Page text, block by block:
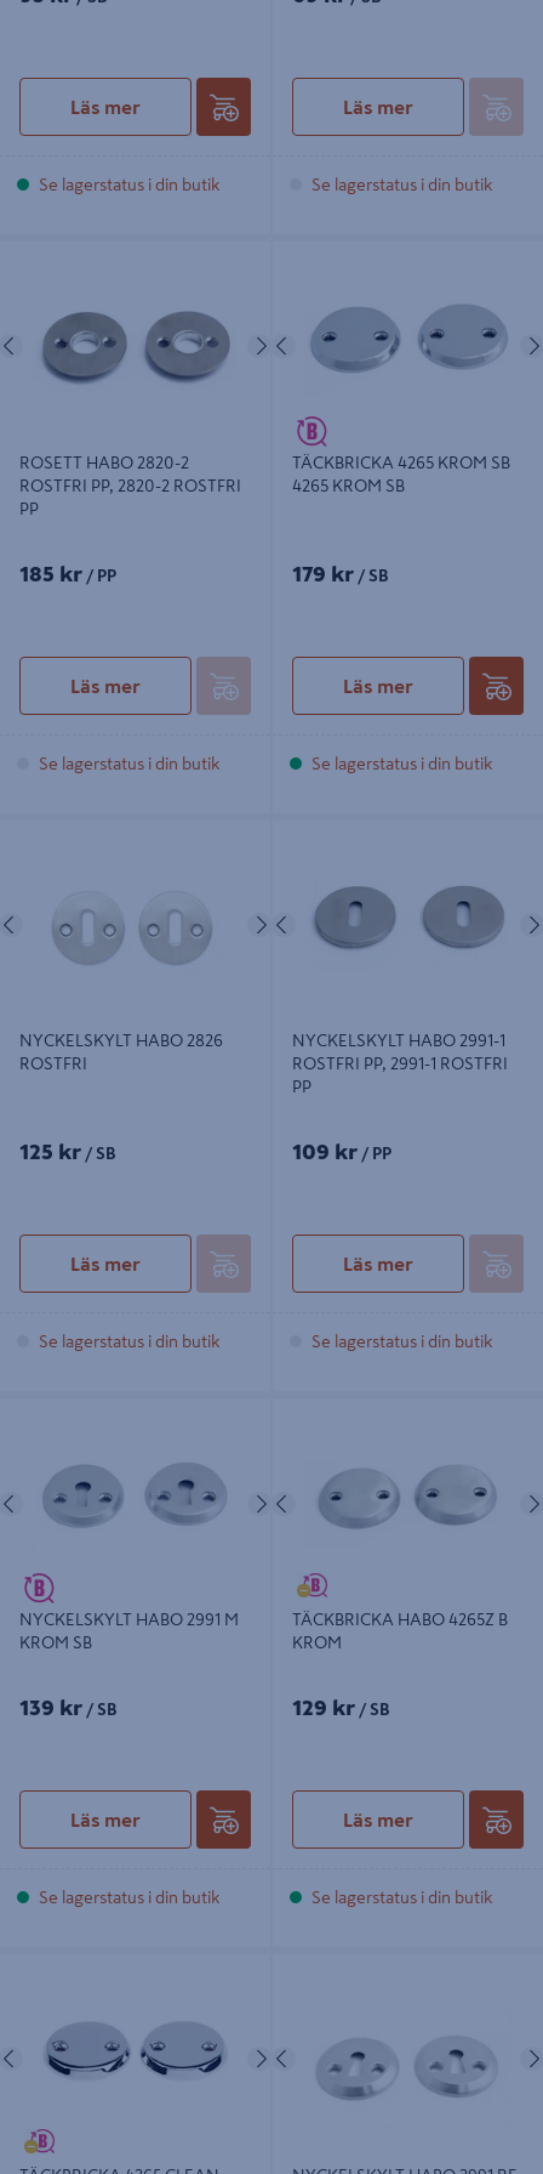
Läs mer
Se lagerstatus i din butik
Läs mer
Se lagerstatus i din butik
Föregående Nästa
ROSETT HABO 2820-2
ROSTFRI PP, 2820-2 ROSTFRI
PP
185 kr / PP
Läs mer
Se lagerstatus i din butik
Föregående
TÄCKBRICKA 4265 KROM SB
4265 KROM SB
179 kr / SB
Läs mer
Se lagerstatus i din butik
Föregående Nästa
NYCKELSKYLT HABO 2826
ROSTFRI
125 kr / SB
Läs mer
Se lagerstatus i din butik
Föregående
NYCKELSKYLT HABO 2991-1
ROSTFRI PP, 2991-1 ROSTFRI
PP
109 kr / PP
Läs mer
Se lagerstatus i din butik
Föregående Nästa
NYCKELSKYLT HABO 2991 M
KROM SB
139 kr / SB
Läs mer
Se lagerstatus i din butik
Föregående
TÄCKBRICKA HABO 4265Z B
KROM
129 kr / SB
Läs mer
Se lagerstatus i din butik
Föregående NästaFöregående